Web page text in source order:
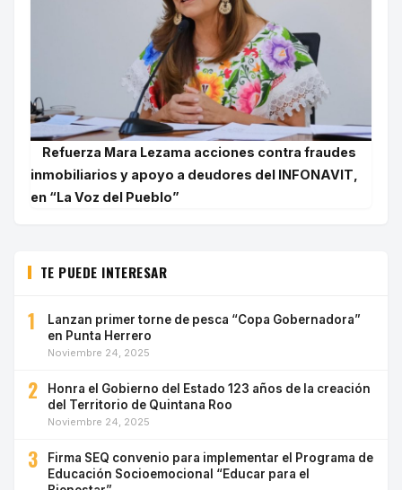
Refuerza Mara Lezama acciones contra fraudes
inmobiliarios y apoyo a deudores del INFONAVIT,
en “La Voz del Pueblo”
TE PUEDE INTERESAR
1
Lanzan primer torne de pesca “Copa Gobernadora”
en Punta Herrero
Noviembre 24, 2025
2
Honra el Gobierno del Estado 123 años de la creación
del Territorio de Quintana Roo
Noviembre 24, 2025
3
Firma SEQ convenio para implementar el Programa de
Educación Socioemocional “Educar para el